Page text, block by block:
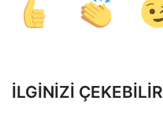
İLGINIZI ÇEKEBILIR